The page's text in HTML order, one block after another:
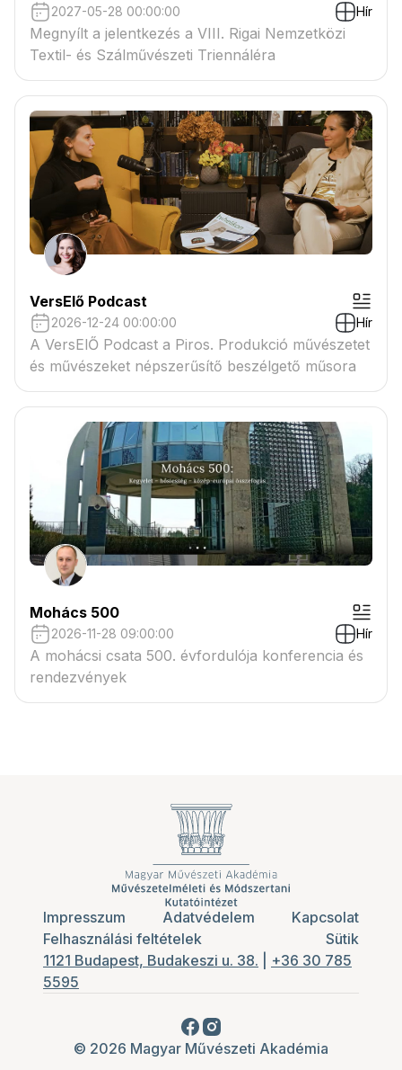
2027-05-28 00:00:00 Hír
Megnyílt a jelentkezés a VIII. Rigai Nemzetközi
Textil- és Szálművészeti Triennáléra
VersElő Podcast
2026-12-24 00:00:00 Hír
A VersElŐ Podcast a Piros. Produkció művészetet
és művészeket népszerűsítő beszélgető műsora
Mohács 500
2026-11-28 09:00:00 Hír
A mohácsi csata 500. évfordulója konferencia és
rendezvények
Impresszum Adatvédelem
Kapcsolat
Felhasználási feltételek
Sütik
1121 Budapest, Budakeszi u. 38.
+36 30 785
5595
© 2026 Magyar Művészeti Akadémia